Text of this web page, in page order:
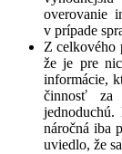
overovanie
v prípade
Z celkového
že je pre
informácie,
činnosť za
náročná iba
uviedlo, že